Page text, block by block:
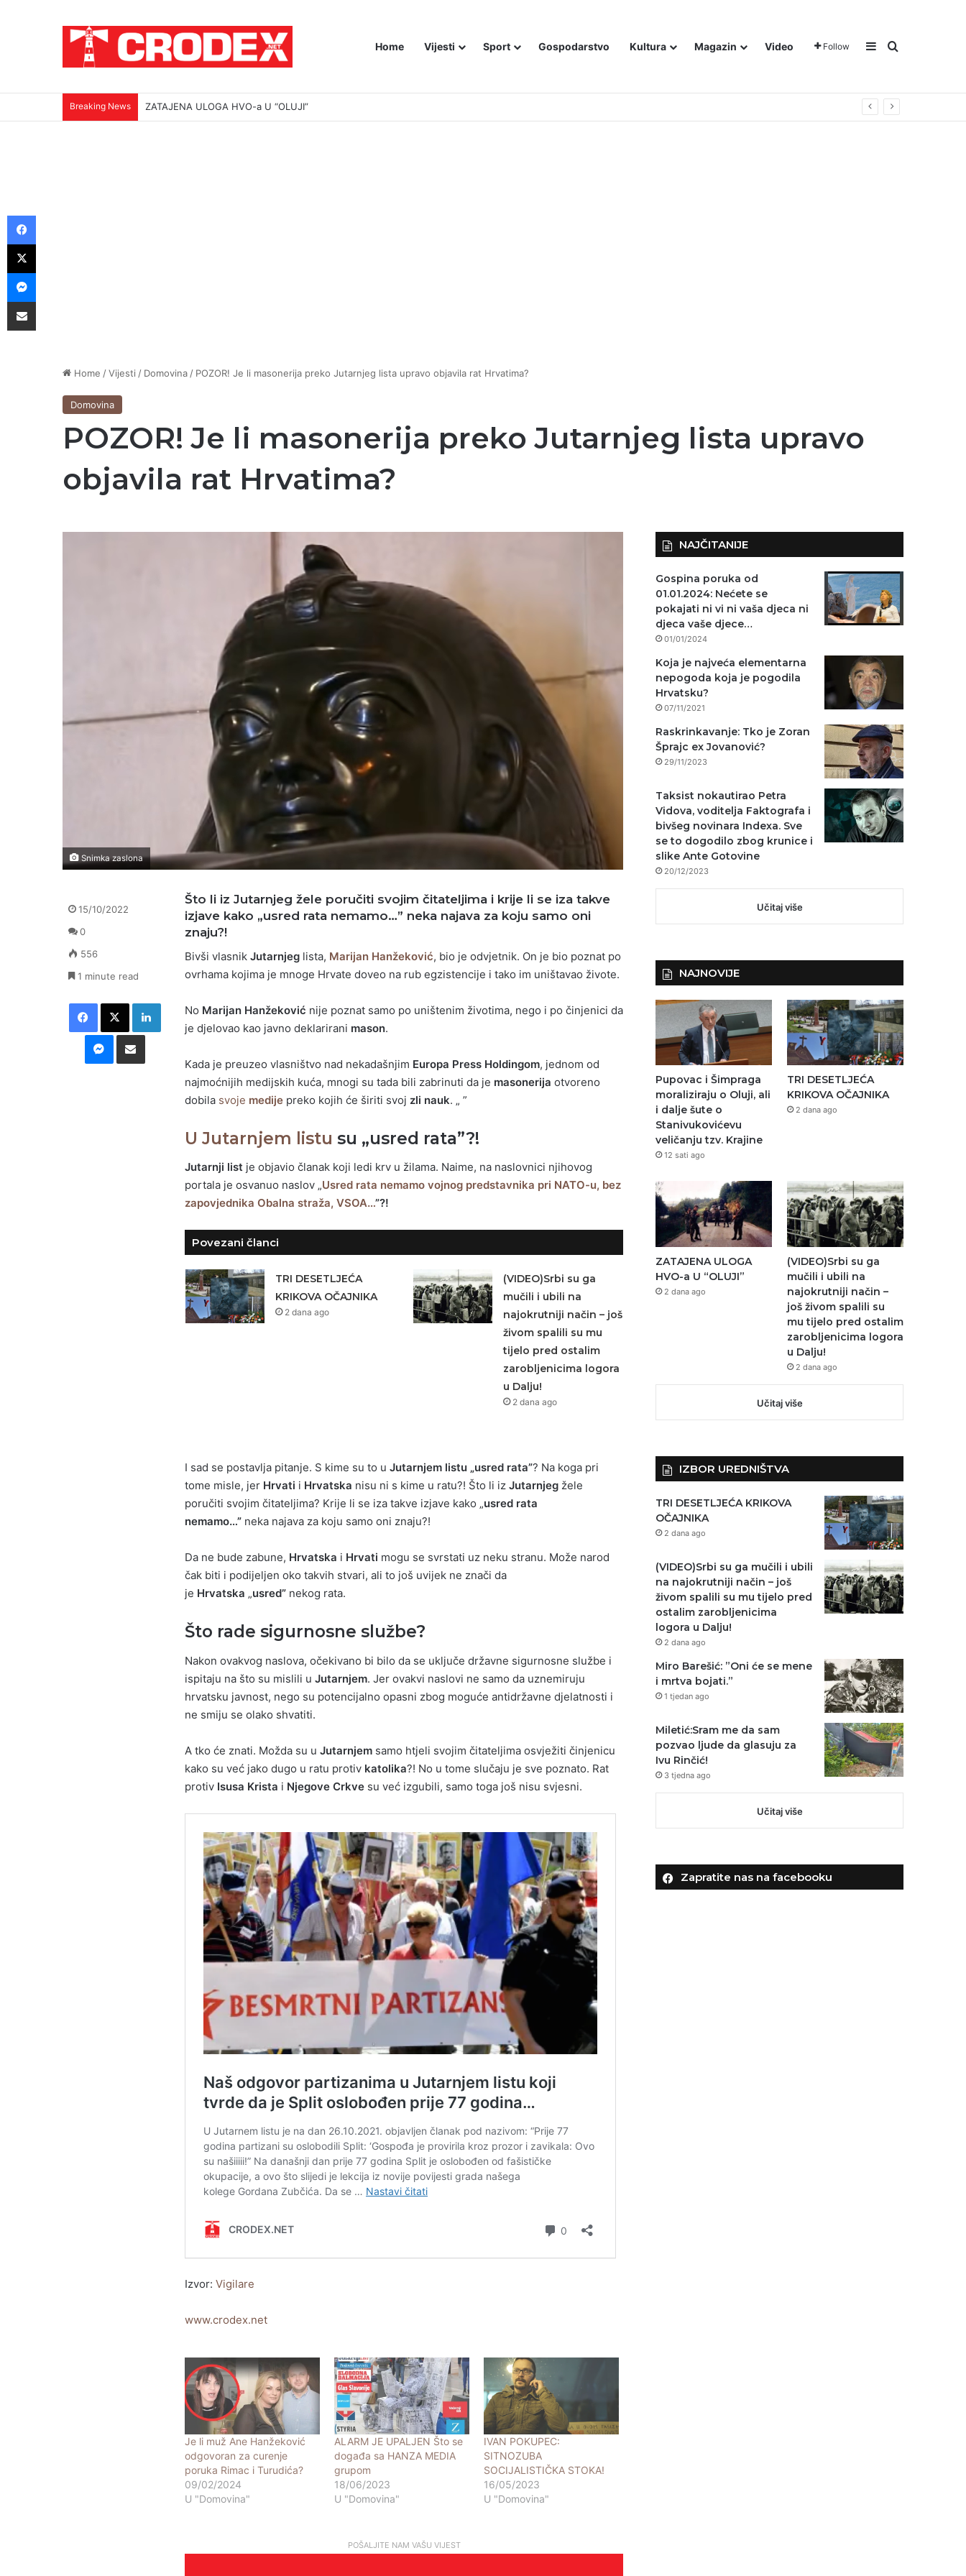
Home Vijesti Sport Gospodarstvo Kultura Magazin Video Follow Sidebar
Traži
Breaking News (VIDEO)Srbi su ga mučili i ubili na najokrutniji način – još živom spalili su mu tijelo pred ostalim zarobljenicima logora u Dalju!
Home /Vijesti / Domovina / POZOR! Je li masonerija preko Jutarnjeg lista upravo objavila rat Hrvatima?
Domovina
POZOR! Je li masonerija preko Jutarnjeg lista upravo
objavila rat Hrvatima?
Snimka zaslona
Što li iz Jutarnjeg žele poručiti svojim čitateljima i krije li se iza takve
izjave kako „usred rata nemamo…” neka najava za koju samo oni
znaju?!
Bivši vlasnik Jutarnjeg lista, Marijan Hanžeković, bio je odvjetnik. On je bio poznat po
ovrhama kojima je mnoge Hrvate doveo na rub egzistencije i tako im uništavao živote.
No Marijan Hanžeković nije poznat samo po uništenim životima, nego i po činjenici da
je djelovao kao javno deklarirani mason.
Kada je preuzeo vlasništvo nad nekadašnjim Europa Press Holdingom, jednom od
najmoćnijih medijskih kuća, mnogi su tada bili zabrinuti da je masonerija otvoreno
dobila svoje medije preko kojih će širiti svoj zli nauk. „ ”
U Jutarnjem listu su „usred rata”?!
Jutarnji list je objavio članak koji ledi krv u žilama. Naime, na naslovnici njihovog
portala je osvanuo naslov „Usred rata nemamo vojnog predstavnika pri NATO-u, bez
zapovjednika Obalna straža, VSOA…”?!
Povezani članci
TRI DESETLJEĆA
KRIKOVA OČAJNIKA
2 dana ago
(VIDEO)Srbi su ga
mučili i ubili na
najokrutniji način – još
živom spalili su mu
tijelo pred ostalim
zarobljenicima logora
u Dalju!
2 dana ago
I sad se postavlja pitanje. S kime su to u Jutarnjem listu „usred rata”? Na koga pri
tome misle, jer Hrvati i Hrvatska nisu ni s kime u ratu?! Što li iz Jutarnjeg žele
poručiti svojim čitateljima? Krije li se iza takve izjave kako „usred rata
nemamo…” neka najava za koju samo oni znaju?!
Da ne bude zabune, Hrvatska i Hrvati mogu se svrstati uz neku stranu. Može narod
čak biti i podijeljen oko takvih stvari, ali to još uvijek ne znači da
je Hrvatska „usred” nekog rata.
Što rade sigurnosne službe?
Nakon ovakvog naslova, očekivano bi bilo da se uključe državne sigurnosne službe i
ispitaju na što su mislili u Jutarnjem. Jer ovakvi naslovi ne samo da uznemiruju
hrvatsku javnost, nego su potencijalno opasni zbog moguće antidržavne djelatnosti i
ne smiju se olako shvatiti.
A tko će znati. Možda su u Jutarnjem samo htjeli svojim čitateljima osvježiti činjenicu
kako su već jako dugo u ratu protiv katolika?! No u tome slučaju je sve poznato. Rat
protiv Isusa Krista i Njegove Crkve su već izgubili, samo toga još nisu svjesni.
Izvor: Vigilare
www.crodex.net
Je li muž Ane Hanžeković
odgovoran za curenje
poruka Rimac i Turudića?
09/02/2024
U "Domovina"
ALARM JE UPALJEN Što se
događa sa HANZA MEDIA
grupom
18/06/2023
U "Domovina"
IVAN POKUPEC:
SITNOZUBA
SOCIJALISTIČKA STOKA!
16/05/2023
U "Domovina"
POŠALJITE NAM VAŠU VIJEST
15/10/2022
0
556
1 minute read
Facebook
X LinkedIn
Messenger
Podijeli putem E-maila
NAJČITANIJE
Gospina poruka od
01.01.2024: Nećete se
pokajati ni vi ni vaša djeca ni
djeca vaše djece…
01/01/2024
Koja je najveća elementarna
nepogoda koja je pogodila
Hrvatsku?
07/11/2021
Raskrinkavanje: Tko je Zoran
Šprajc ex Jovanović?
29/11/2023
Taksist nokautirao Petra
Vidova, voditelja Faktografa i
bivšeg novinara Indexa. Sve
se to dogodilo zbog krunice i
slike Ante Gotovine
20/12/2023
Učitaj više
NAJNOVIJE
Pupovac i Šimpraga
moraliziraju o Oluji, ali
i dalje šute o
Stanivukovićevu
veličanju tzv. Krajine
12 sati ago
TRI DESETLJEĆA
KRIKOVA OČAJNIKA
2 dana ago
ZATAJENA ULOGA
HVO-a U “OLUJI”
2 dana ago
(VIDEO)Srbi su ga
mučili i ubili na
najokrutniji način –
još živom spalili su
mu tijelo pred ostalim
zarobljenicima logora
u Dalju!
2 dana ago
Učitaj više
IZBOR UREDNIŠTVA
TRI DESETLJEĆA KRIKOVA
OČAJNIKA
2 dana ago
(VIDEO)Srbi su ga mučili i ubili
na najokrutniji način – još
živom spalili su mu tijelo pred
ostalim zarobljenicima
logora u Dalju!
2 dana ago
Miro Barešić: ”Oni će se mene
i mrtva bojati.”
1 tjedan ago
Miletić:Sram me da sam
pozvao ljude da glasuju za
Ivu Rinčić!
3 tjedna ago
Učitaj više
Zapratite nas na facebooku
Facebook
X
Messenger
Podijeli putem E-maila